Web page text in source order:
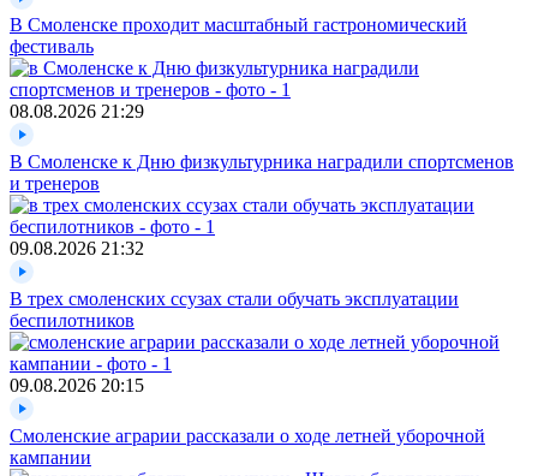
В Смоленске проходит масштабный гастрономический
фестиваль
08.08.2026 21:29
В Смоленске к Дню физкультурника наградили спортсменов
и тренеров
09.08.2026 21:32
В трех смоленских ссузах стали обучать эксплуатации
беспилотников
09.08.2026 20:15
Смоленские аграрии рассказали о ходе летней уборочной
кампании